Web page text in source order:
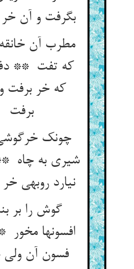
بگرفت و آن خر را ببرد
مطرب آن
که تفت **
که خر برفت
برفت
چونک
شیری به چاه
نیارد روبهی خر تا گیاه
گوش را بر
افسونها
فسون آن ولی دادگر